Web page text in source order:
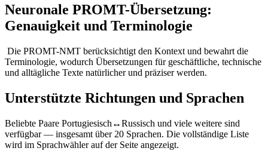
Neuronale PROMT-Übersetzung:
Genauigkeit und Terminologie
Die PROMT-NMT berücksichtigt den Kontext und bewahrt die
Terminologie, wodurch Übersetzungen für geschäftliche, technische
und alltägliche Texte natürlicher und präziser werden.
Unterstützte Richtungen und Sprachen
Beliebte Paare Portugiesisch↔Russisch und viele weitere sind
verfügbar — insgesamt über 20 Sprachen. Die vollständige Liste
wird im Sprachwähler auf der Seite angezeigt.